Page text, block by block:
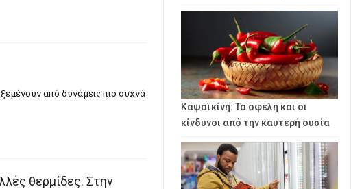
από δυνάμεις πιο συχνά
θερμίδες. Στην
Καψαϊκίνη: Τα οφέλη και οι
κίνδυνοι από την καυτερή ουσία